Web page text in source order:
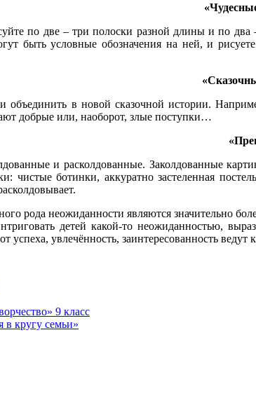
по две – три полоски разной длины и по
быть условные обозначения на ней, и
объединить в новой сказочной истории.
добрые или, наоборот, злые поступки…
и расколдованные. Заколдованные
чистые ботинки, аккуратно застеленная
рода неожиданности являются значительно
детей какой-то неожиданностью,
успеха, увлечённость, заинтересованность
9 класс
в кругу семьи»